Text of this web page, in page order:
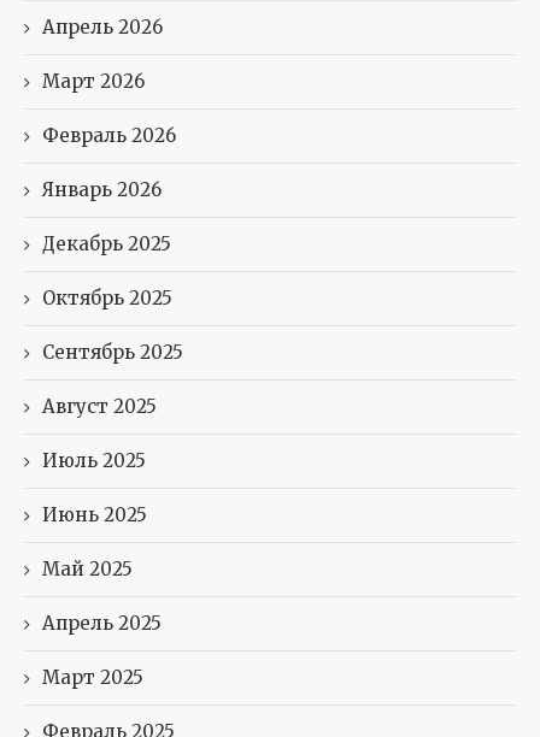
Апрель 2026
Март 2026
Февраль 2026
Январь 2026
Декабрь 2025
Октябрь 2025
Сентябрь 2025
Август 2025
Июль 2025
Июнь 2025
Май 2025
Апрель 2025
Март 2025
Февраль 2025